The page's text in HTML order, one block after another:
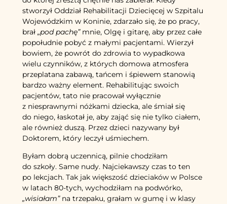
stworzył Oddział Rehabilitacji Dziecięcej w Szpitalu
Wojewódzkim w Koninie, zdarzało się, że po pracy,
brał „pod pachę” mnie, Olgę i gitarę, aby przez całe
popołudnie pobyć z małymi pacjentami. Wierzył
bowiem, że powrót do zdrowia to wypadkowa
wielu czynników, z których domowa atmosfera
przeplatana zabawą, tańcem i śpiewem stanowią
bardzo ważny element. Rehabilitując swoich
pacjentów, tato nie pracował wyłącznie
z niesprawnymi nóżkami dziecka, ale śmiał się
do niego, łaskotał je, aby zająć się nie tylko ciałem,
ale również duszą. Przez dzieci nazywany był
Doktorem, który leczył uśmiechem.
Byłam dobrą uczennicą, pilnie chodziłam
do szkoły. Same nudy. Najciekawszy czas to ten
po lekcjach. Tak jak większość dzieciaków w Polsce
w latach 80-tych, wychodziłam na podwórko,
„wisiałam”na trzepaku, grałam w gumę i w klasy